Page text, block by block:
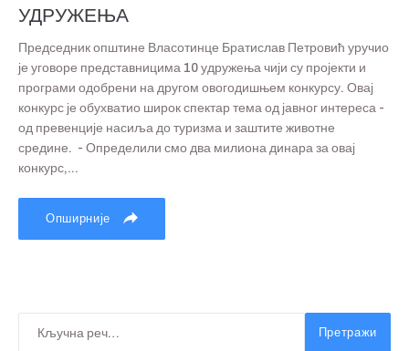
УДРУЖЕЊА
Председник општине Власотинце Братислав Петровић уручио
је уговоре представницима 10 удружења чији су пројекти и
програми одобрени на другом овогодишњем конкурсу. Овај
конкурс је обухватио широк спектар тема од јавног интереса -
од превенције насиља до туризма и заштите животне
средине. - Определили смо два милиона динара за овај
конкурс,...
Опширније
Претражи